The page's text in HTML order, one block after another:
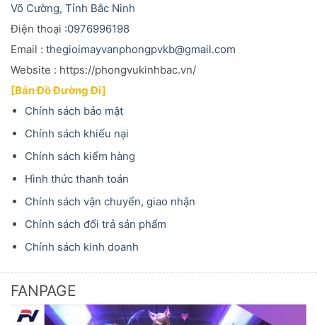
Võ Cường, Tỉnh Bắc Ninh
Điện thoại :0976996198
Email : thegioimayvanphongpvkb@gmail.com
Website : https://phongvukinhbac.vn/
[Bản Đồ Đường Đi]
Chính sách bảo mật
Chính sách khiếu nại
Chính sách kiểm hàng
Hình thức thanh toán
Chính sách vận chuyển, giao nhận
Chính sách đổi trả sản phẩm
Chính sách kinh doanh
FANPAGE